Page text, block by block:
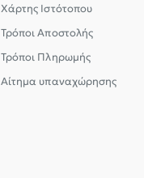
Χάρτης Ιστότοπου
Τρόποι Αποστολής
Τρόποι Πληρωμής
Αίτημα υπαναχώρησης